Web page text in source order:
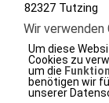
82327 Tutzing
Tel.: +49 (0)
Fax.: +49 (0)
e-mail.:
Wir verwenden
Um diese
Cookies zu
um die
benötigen wir
unserer